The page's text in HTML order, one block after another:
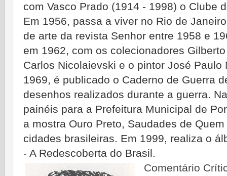
com Vasco Prado (1914 - 1998) o Clube
Em 1956, passa a viver no Rio de
de arte da revista Senhor entre 1958 e
em 1962, com os colecionadores
Carlos Nicolaievski e o pintor José Paulo
1969, é publicado o Caderno de Guerra
desenhos realizados durante a guerra.
painéis para a Prefeitura Municipal de
a mostra Ouro Preto, Saudades de
cidades brasileiras. Em 1999, realiza o
- A Redescoberta do Brasil.
Comentário